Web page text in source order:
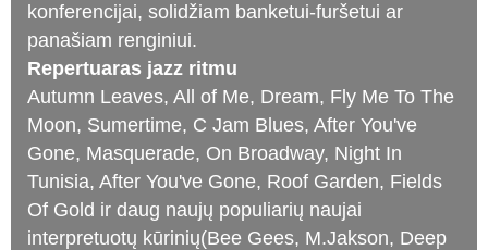
konferencijai, solidžiam banketui-furšetui ar
panašiam renginiui.
Repertuaras jazz ritmu
Autumn Leaves, All of Me, Dream, Fly Me To The
Moon, Sumertime, C Jam Blues, After You've
Gone, Masquerade, On Broadway, Night In
Tunisia, After You've Gone, Roof Garden, Fields
Of Gold ir daug naujų populiarių naujai
interpretuotų kūrinių(Bee Gees, M.Jakson, Deep